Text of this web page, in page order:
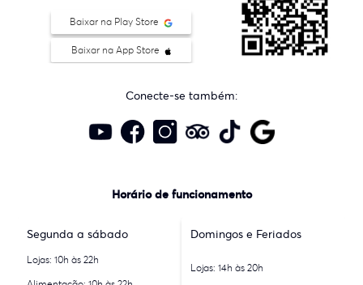
Baixar na Play Store
Baixar na App Store
Conecte-se também:
Horário de funcionamento
Segunda a sábado
Lojas: 10h às 22h
Domingos e Feriados
Lojas: 14h às 20h